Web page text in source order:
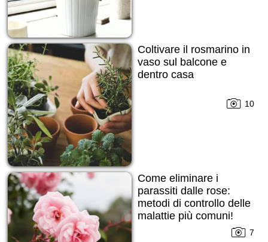
Coltivare il rosmarino in
vaso sul balcone e
dentro casa
10
Come eliminare i
parassiti dalle rose:
metodi di controllo delle
malattie più comuni!
7